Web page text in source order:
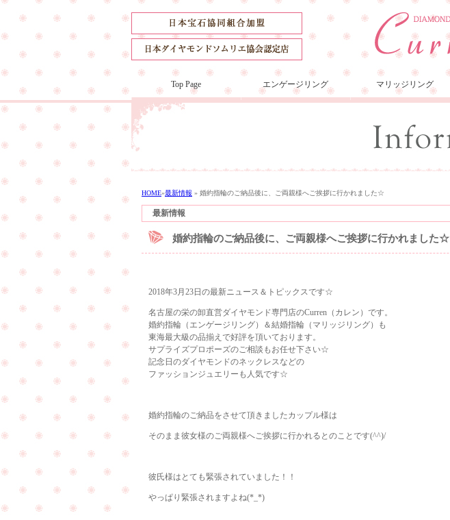
Top Page エンゲージリング マリッジリング
HOME»最新情報 » 婚約指輪のご納品後に、ご両親様へご挨拶に行かれました☆
最新情報
婚約指輪のご納品後に、ご両親様へご挨拶に行かれました☆
2018年3月23日の最新ニュース＆トピックスです☆
名古屋の栄の卸直営ダイヤモンド専門店のCurren（カレン）です。
婚約指輪（エンゲージリング）＆結婚指輪（マリッジリング）も
東海最大級の品揃えで好評を頂いております。
サプライズプロポーズのご相談もお任せ下さい☆
記念日のダイヤモンドのネックレスなどの
ファッションジュエリーも人気です☆
婚約指輪のご納品をさせて頂きましたカップル様は
そのまま彼女様のご両親様へご挨拶に行かれるとのことです(^^)/
彼氏様はとても緊張されていました！！
やっぱり緊張されますよね(*_*)